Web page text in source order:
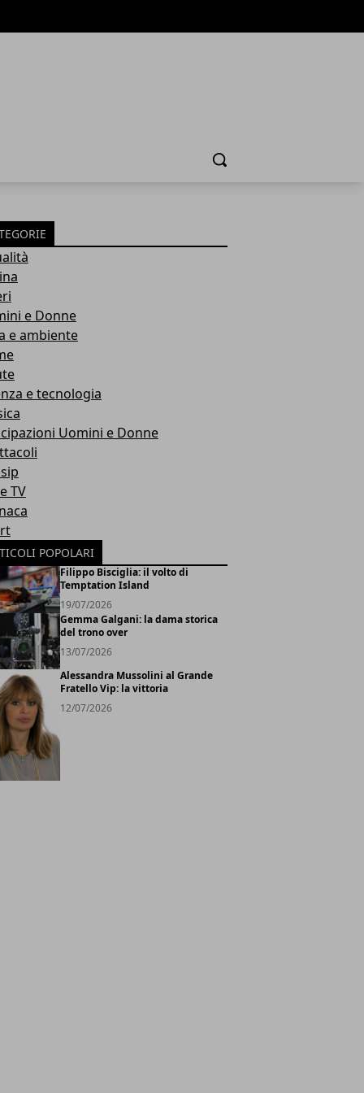
Cerca
e Donne
e ambiente
e tecnologia
Uomini e Donne
TV
POPOLARI
Filippo Bisciglia: il volto di
Temptation Island
19/07/2026
Gemma Galgani: la dama storica
del trono over
13/07/2026
Alessandra Mussolini al Grande
Fratello Vip: la vittoria
12/07/2026